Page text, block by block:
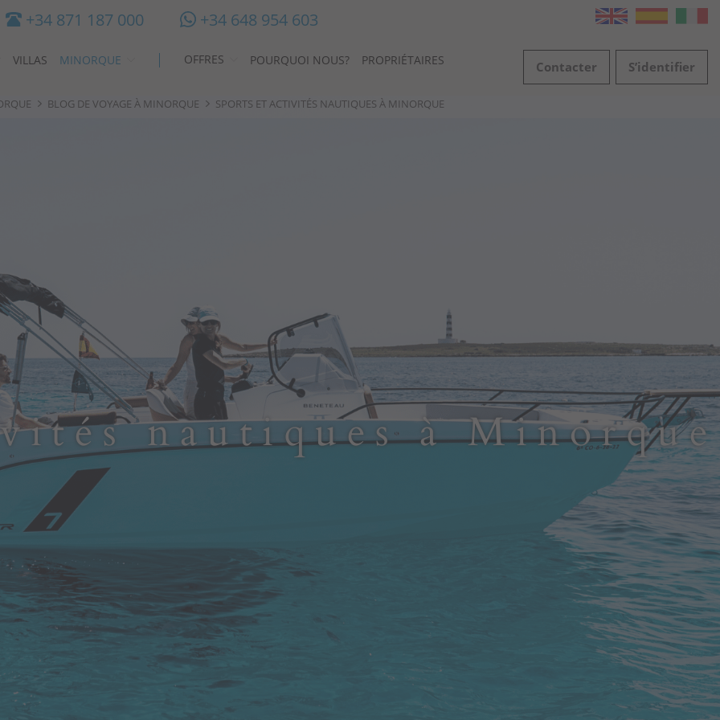
+34 871 187 000 +34 648 954 603
VILLAS MINORQUE OFFRES POURQUOI NOUS? PROPRIÉTAIRES Contacter S’identifier
nautiques à Minorque
BLOG DE VOYAGE À MINORQUE SPORTS ET ACTIVITÉS NAUTIQUES À MINORQUE